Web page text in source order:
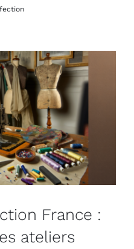
France :
ateliers